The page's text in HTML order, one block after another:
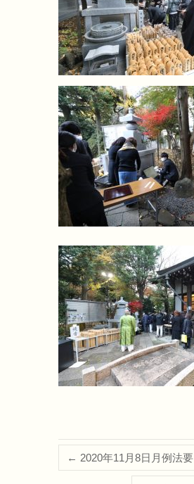
← 2020年11月8日月例法要